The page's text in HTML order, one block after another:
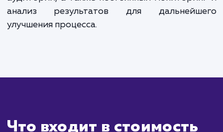
Сколько времени
данные потенциальных клиентов,